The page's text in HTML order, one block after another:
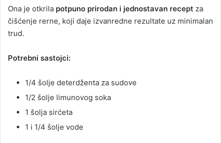
a
Ona je otkrila potpuno prirodan i jednostavan recept za
čišćenje rerne, koji daje izvanredne rezultate uz minimalan
trud.
Potrebni sastojci:
1/4 šolje deterdženta za sudove
1/2 šolje limunovog soka
1 šolja sirćeta
1 i 1/4 šolje vode